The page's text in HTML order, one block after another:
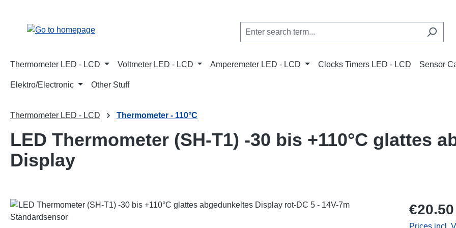
Thermometer LED - LCD Voltmeter LED - LCD Amperemeter LED - LCD Clocks Timers LED - LCD Sensor
Elektro/Electronic Other Stuff
Thermometer LED - LCD Thermometer - 110°C
LED Thermometer (SH-T1) -30 bis +110°C glattes
Display
Skip image gallery Regular price:
€20.50
Prices incl.